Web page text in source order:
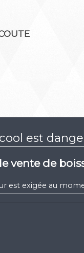
est
vente de
est exigée au